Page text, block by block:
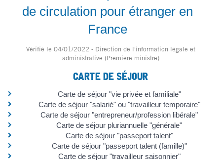
de circulation pour étranger en
France
Vérifié le 04/01/2022 - Direction de l'information légale et
administrative (Première ministre)
CARTE DE SÉJOUR
Carte de séjour "vie privée et familiale"
Carte de séjour "salarié" ou "travailleur temporaire"
Carte de séjour "entrepreneur/profession libérale"
Carte de séjour pluriannuelle "générale"
Carte de séjour "passeport talent"
Carte de séjour "passeport talent (famille)"
Carte de séjour "travailleur saisonnier"